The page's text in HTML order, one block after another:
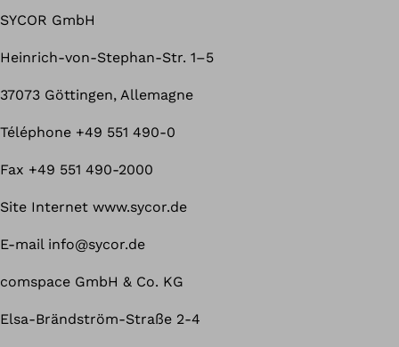
SYCOR GmbH
Heinrich-von-Stephan-Str. 1–5
37073 Göttingen, Allemagne
Téléphone +49 551 490-0
Fax +49 551 490-2000
Site Internet www.sycor.de
E-mail info@sycor.de
comspace GmbH & Co. KG
Elsa-Brändström-Straße 2-4